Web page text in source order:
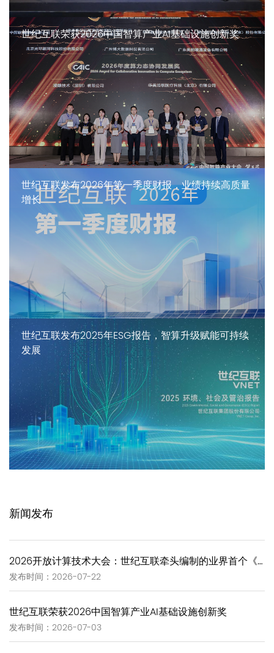
世纪互联荣获2026中国智算产业AI基础设施创新奖
世纪互联发布2026年第一季度财报，业绩持续高质量
增长
世纪互联发布2025年ESG报告，智算升级赋能可持续
发展
新闻发布
发布时间：2026-07-22
世纪互联荣获2026中国智算产业AI基础设施创新奖
发布时间：2026-07-03